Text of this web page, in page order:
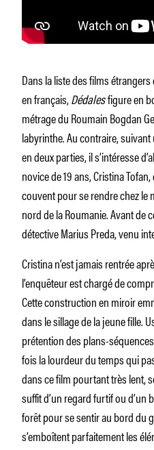
Dans la liste des films
en français,Dédalesfigure en
métrage du Roumain Bogdan
labyrinthe. Au contraire,
en deux parties, il s’intéresse
novice de 19 ans, Cristina
couvent pour se rendre chez le
nord de la Roumanie. Avant de
détective Marius Preda, venu
Cristina n’est jamais rentrée
l’enquêteur est chargé de
Cette construction en miroir
dans le sillage de la jeune fille.
prétention des plans-
fois la lourdeur du temps qui
dans ce film pourtant très lent,
suffit d’un regard furtif ou
forêt pour se sentir au bord du
s’emboîtent parfaitement les